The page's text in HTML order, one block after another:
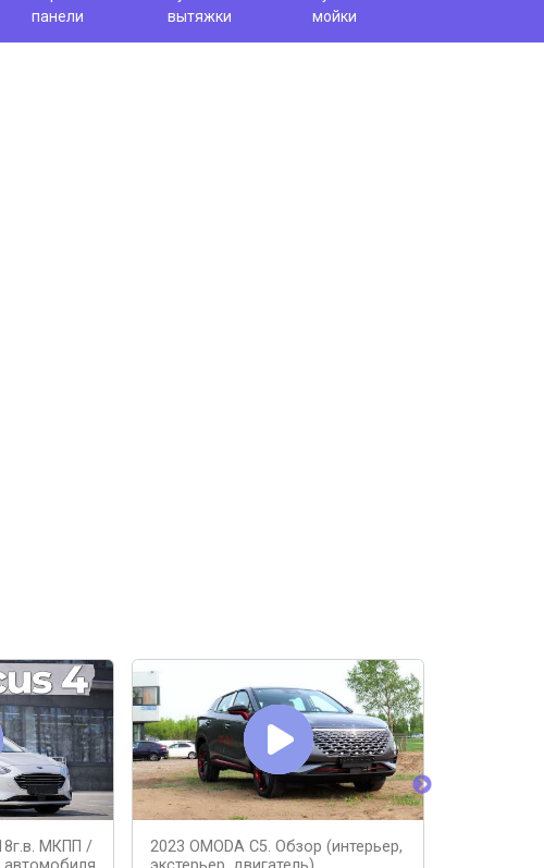
панели
вытяжки
мойки
МКПП /
2023 OMODA C5. Обзор (интерьер,